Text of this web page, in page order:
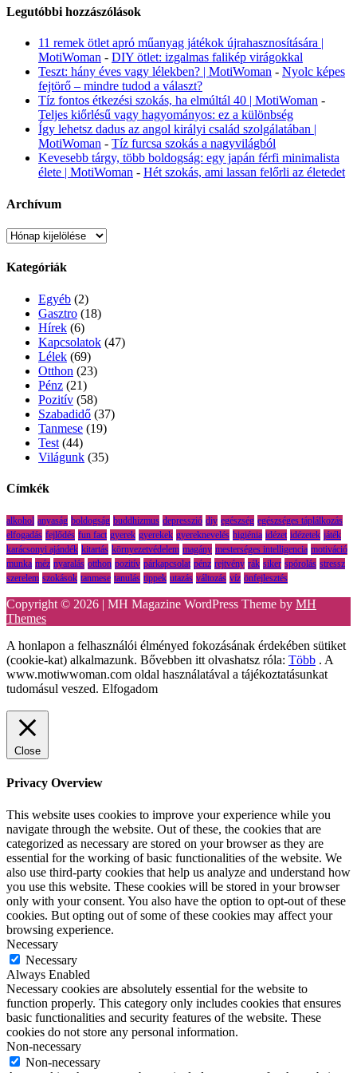
Legutóbbi hozzászólások
11 remek ötlet apró műanyag játékok újrahasznosítására |
MotiWoman - DIY ötlet: izgalmas falikép virágokkal
Teszt: hány éves vagy lélekben? | MotiWoman - Nyolc képes
fejtörő – mindre tudod a választ?
Tíz fontos étkezési szokás, ha elmúltál 40 | MotiWoman -
Teljes kiőrlésű vagy hagyományos: ez a különbség
Így lehetsz dadus az angol királyi család szolgálatában |
MotiWoman - Tíz furcsa szokás a nagyvilágból
Kevesebb tárgy, több boldogság: egy japán férfi minimalista
élete | MotiWoman - Hét szokás, ami lassan felőrli az életedet
Archívum
Archívum
Kategóriák
Egyéb (2)
Gasztro (18)
Hírek (6)
Kapcsolatok (47)
Lélek (69)
Otthon (23)
Pénz (21)
Pozitív (58)
Szabadidő (37)
Tanmese (19)
Test (44)
Világunk (35)
Címkék
alkohol anyaság boldogság buddhizmus depresszió diy egészség egészséges táplálkozás
elfogadás fejlődés fun fact gyerek gyerekek gyereknevelés higiénia idézet idézetek játék
karácsonyi ajándék kitartás környezetvédelem magány mesterséges intelligencia motiváció
munka méz nyaralás otthon pozitív párkapcsolat pénz rejtvény rák siker spórolás stressz
szerelem szokások tanmese tanulás tippek utazás változás víz önfejlesztés
Copyright © 2026 | MH Magazine WordPress Theme by MH
Themes
A honlapon a felhasználói élményed fokozásának érdekében sütiket
(cookie-kat) alkalmazunk. Bővebben itt olvashatsz róla: Több . A
www.motiwwoman.com oldal használatával a tájékoztatásunkat
tudomásul veszed. Elfogadom
Close
Privacy Overview
This website uses cookies to improve your experience while you
navigate through the website. Out of these, the cookies that are
categorized as necessary are stored on your browser as they are
essential for the working of basic functionalities of the website. We
also use third-party cookies that help us analyze and understand how
you use this website. These cookies will be stored in your browser
only with your consent. You also have the option to opt-out of these
cookies. But opting out of some of these cookies may affect your
browsing experience.
Necessary
Necessary
Always Enabled
Necessary cookies are absolutely essential for the website to
function properly. This category only includes cookies that ensures
basic functionalities and security features of the website. These
cookies do not store any personal information.
Non-necessary
Non-necessary